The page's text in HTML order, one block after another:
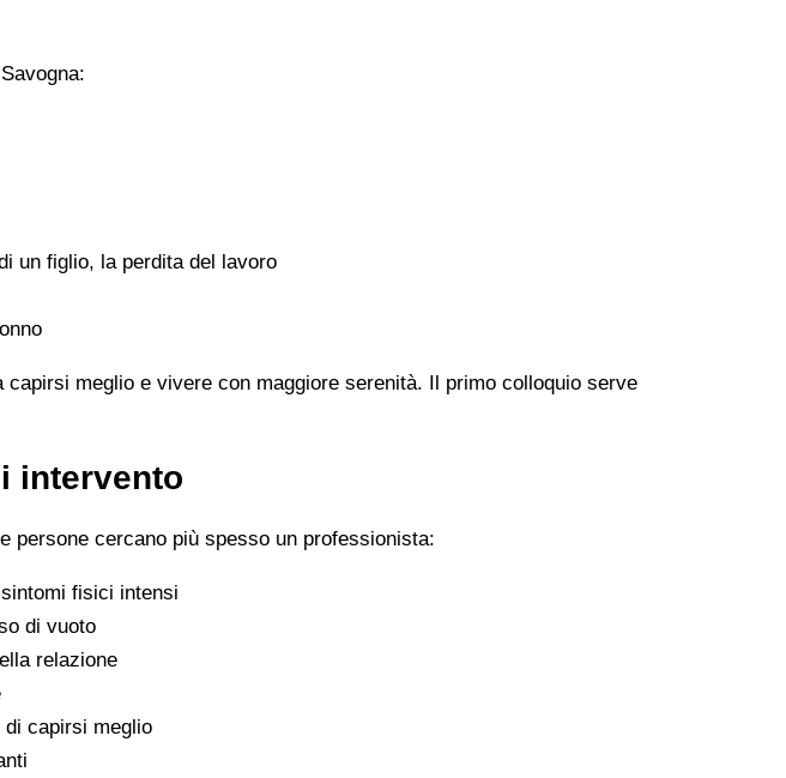
un figlio, la perdita del lavoro
meglio e vivere con maggiore serenità. Il primo colloquio serve
intervento
persone cercano più spesso un professionista:
fisici intensi
di vuoto
relazione
capirsi meglio